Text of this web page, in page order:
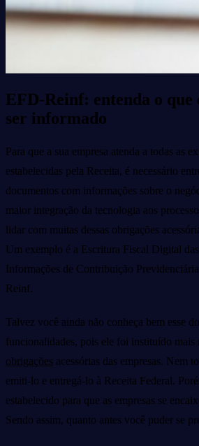
EFD-Reinf: entenda o que
ser informado
Para que a sua empresa atenda a todas as
estabelecidas pela Receita, é necessário
documentos com informações sobre o
maior integração da tecnologia aos
lidar com muitas dessas obrigações
Um exemplo é a Escritura Fiscal Digital
Informações de Contribuição
Reinf.
Talvez você ainda não conheça bem esse
funcionalidades, pois ele foi instituído mais
obrigações acessórias das empresas. Nem
emiti-lo e entregá-lo à Receita Federal.
estabelecido para que as empresas se
Sendo assim, quanto antes você puder se